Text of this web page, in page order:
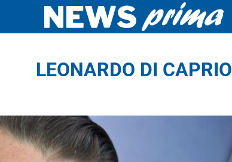
LEONARDO DI CAPRIO